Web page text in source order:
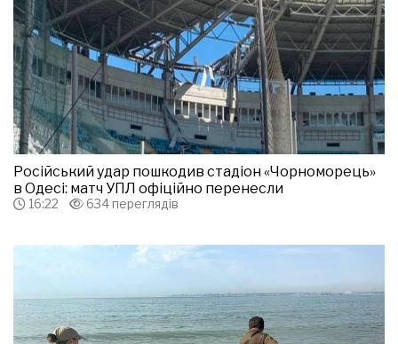
Російський удар пошкодив стадіон «Чорноморець»
в Одесі: матч УПЛ офіційно перенесли
16:22 634 переглядів